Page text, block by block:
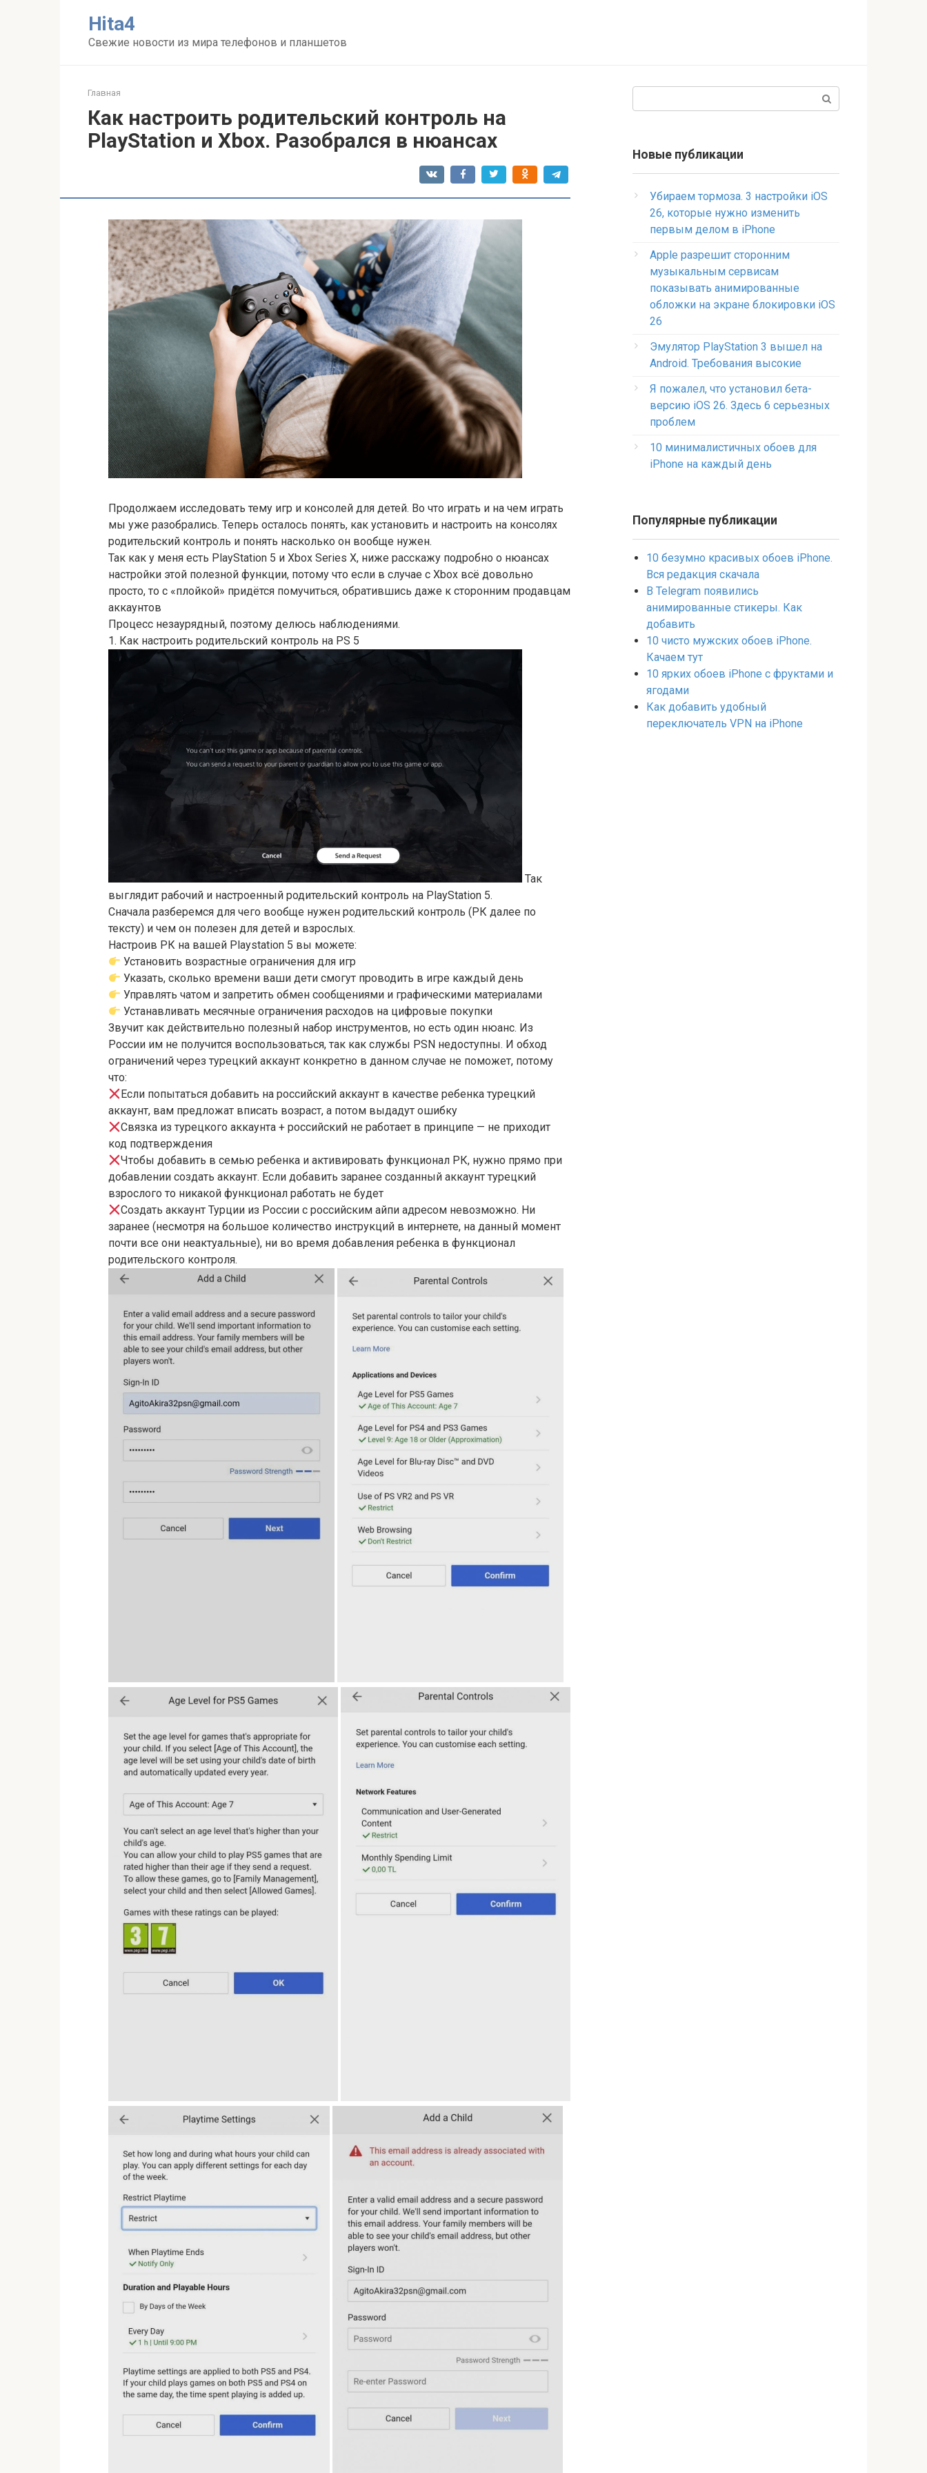
Нita4
Свежие новости из мира телефонов и планшетов
Главная
Как настроить родительский контроль на
PlayStation и Xbox. Разобрался в нюансах
Продолжаем исследовать тему игр и консолей для детей. Во что играть и на чем играть
мы уже разобрались. Теперь осталось понять, как установить и настроить на консолях
родительский контроль и понять насколько он вообще нужен.
Так как у меня есть PlayStation 5 и Xbox Series Х, ниже расскажу подробно о нюансах
настройки этой полезной функции, потому что если в случае с Xbox всё довольно
просто, то с «плойкой» придётся помучиться, обратившись даже к сторонним продавцам
аккаунтов
Процесс незаурядный, поэтому делюсь наблюдениями.
1. Как настроить родительский контроль на PS 5
Так
выглядит рабочий и настроенный родительский контроль на PlayStation 5.
Сначала разберемся для чего вообще нужен родительский контроль (РК далее по
тексту) и чем он полезен для детей и взрослых.
Настроив РК на вашей Playstation 5 вы можете:
Установить возрастные ограничения для игр
Указать, сколько времени ваши дети смогут проводить в игре каждый день
Управлять чатом и запретить обмен сообщениями и графическими материалами
Устанавливать месячные ограничения расходов на цифровые покупки
Звучит как действительно полезный набор инструментов, но есть один нюанс. Из
России им не получится воспользоваться, так как службы PSN недоступны. И обход
ограничений через турецкий аккаунт конкретно в данном случае не поможет, потому
что:
Если попытаться добавить на российский аккаунт в качестве ребенка турецкий
аккаунт, вам предложат вписать возраст, а потом выдадут ошибку
Связка из турецкого аккаунта + российский не работает в принципе — не приходит
код подтверждения
Чтобы добавить в семью ребенка и активировать функционал РК, нужно прямо при
добавлении создать аккаунт. Если добавить заранее созданный аккаунт турецкий
взрослого то никакой функционал работать не будет
Создать аккаунт Турции из России с российским айпи адресом невозможно. Ни
заранее (несмотря на большое количество инструкций в интернете, на данный момент
почти все они неактуальные), ни во время добавления ребенка в функционал
родительского контроля.
Новые публикации
Убираем тормоза. 3 настройки iOS
26, которые нужно изменить
первым делом в iPhone
Apple разрешит сторонним
музыкальным сервисам
показывать анимированные
обложки на экране блокировки iOS
26
Эмулятор PlayStation 3 вышел на
Android. Требования высокие
Я пожалел, что установил бета-
версию iOS 26. Здесь 6 серьезных
проблем
10 минималистичных обоев для
iPhone на каждый день
Популярные публикации
10 безумно красивых обоев iPhone.
Вся редакция скачала
В Telegram появились
анимированные стикеры. Как
добавить
10 чисто мужских обоев iPhone.
Качаем тут
10 ярких обоев iPhone с фруктами и
ягодами
Как добавить удобный
переключатель VPN на iPhone